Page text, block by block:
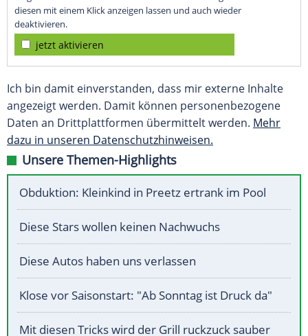
diesen mit einem Klick anzeigen lassen und auch wieder
deaktivieren.
jetzt aktivieren
Ich bin damit einverstanden, dass mir externe Inhalte
angezeigt werden. Damit können personenbezogene
Daten an Drittplattformen übermittelt werden. Mehr
dazu in unseren Datenschutzhinweisen.
Unsere Themen-Highlights
Obduktion: Kleinkind in Preetz ertrank im Pool
Diese Stars wollen keinen Nachwuchs
Diese Autos haben uns verlassen
Klose vor Saisonstart: "Ab Sonntag ist Druck da"
Mit diesen Tricks wird der Grill ruckzuck sauber